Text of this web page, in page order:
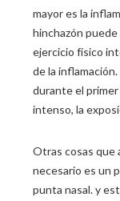
mayor es la
hinchazón
ejercicio físico
de la
durante el
intenso, la
Otras cosas que
necesario es un
punta nasal. y